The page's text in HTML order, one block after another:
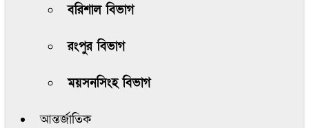
বরিশাল বিভাগ
রংপুর বিভাগ
ময়সনসিংহ বিভাগ
আন্তর্জাতিক